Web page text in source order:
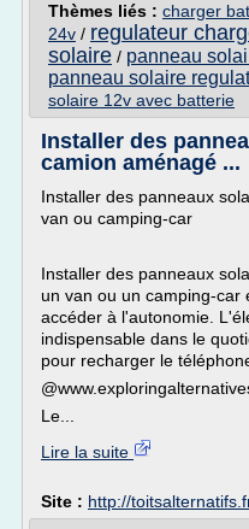
Thèmes liés : charger
24v / regulateur
solaire / panneau
panneau solaire
solaire 12v avec batterie
Installer des
camion aménagé ...
Installer des panneaux
van ou camping-car
Installer des panneaux
un van ou un camping-
accéder à l'autonomie.
indispensable dans le
pour recharger le
Le...
Lire la suite
Site : http://